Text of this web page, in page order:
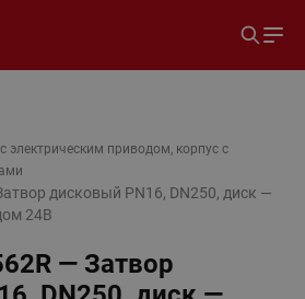
приводом, корпус с
дисковый PN16, DN250, диск —
24В
— Затвор